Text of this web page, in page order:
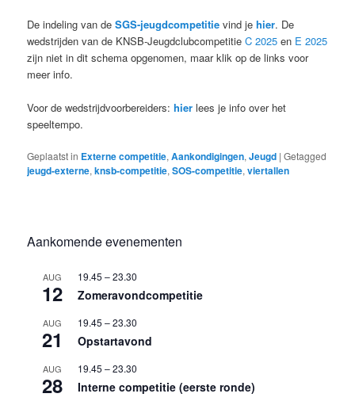
De indeling van deSGS-jeugdcompetitie vind jehier. De
wedstrijden van de KNSB-JeugdclubcompetitieC 2025 en E 2025
zijn niet in dit schema opgenomen, maar klik op de links voor
meer info.
Voor de wedstrijdvoorbereiders:hier lees je info over het
speeltempo.
Geplaatst in Externe competitie,Aankondigingen,Jeugd |Getagged
jeugd-externe,knsb-competitie,SOS-competitie,viertallen
Aankomende evenementen
AUG
12
19.45 –23.30
Zomeravondcompetitie
AUG
21
19.45 –23.30
Opstartavond
AUG
28
19.45 –23.30
Interne competitie (eerste ronde)